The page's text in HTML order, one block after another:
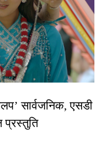
सार्वजनिक, एसडी
प्रस्तुति